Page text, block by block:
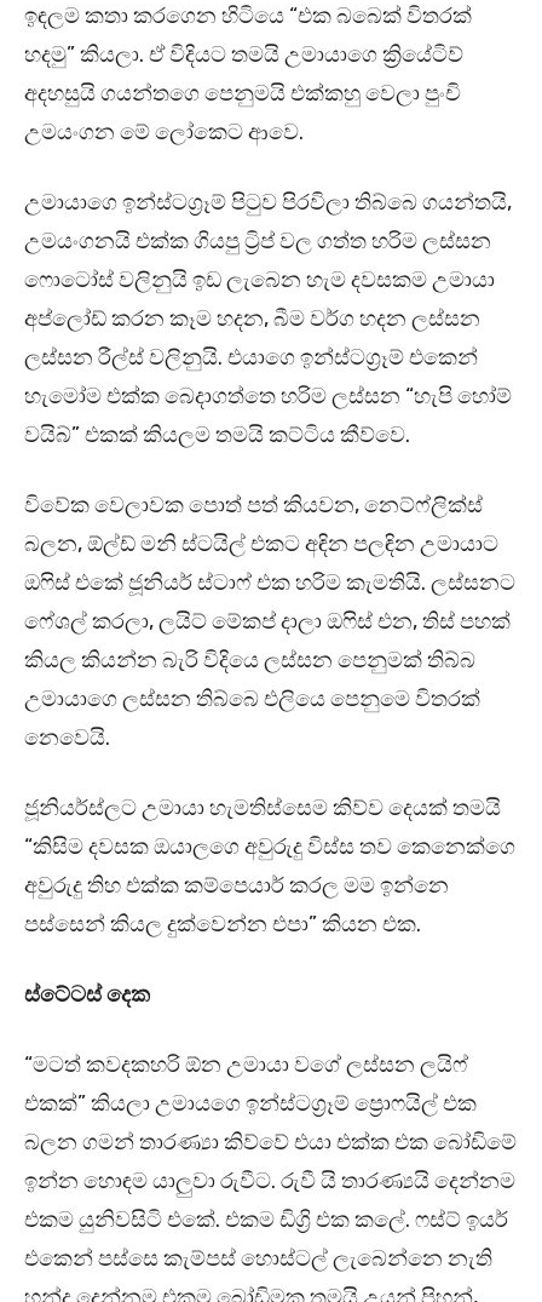
ඉඳලම කතා කරගෙන හිටියෙ “එක බබෙක් විතරක්
හදමු” කියලා. ඒ විදියට තමයි උමායාගෙ ක්‍රියේටිව්
අදහසුයි ගයන්තගෙ පෙනුමයි එක්කහු වෙලා පුංචි
උමයංගන මේ ලෝකෙට ආවෙ.
උමායාගෙ ඉන්ස්ටග්‍රෑම් පිටුව පිරවිලා තිබ්බෙ ගයන්තයි,
උමයංගනයි එක්ක ගියපු ට්‍රිප් වල ගත්ත හරිම ලස්සන
ෆොටෝස් වලිනුයි ඉඩ ලැබෙන හැම දවසකම උමායා
අප්ලෝඩ් කරන කෑම හදන, බීම වර්ග හදන ලස්සන
ලස්සන රීල්ස් වලිනුයි. එයාගෙ ඉන්ස්ටග්‍රෑම් එකෙන්
හැමෝම එක්ක බෙදාගත්තෙ හරිම ලස්සන “හැපි හෝම්
වයිබ්” එකක් කියලම තමයි කට්ටිය කීව්වෙ.
විවේක වෙලාවක පොත් පත් කියවන, නෙට්ෆ්ලික්ස්
බලන, ඕල්ඩ් මනි ස්ටයිල් එකට අඳින පලඳින උමායාට
ඔෆිස් එකේ ජූනියර් ස්ටාෆ් එක හරිම කැමතියි. ලස්සනට
ෆේශල් කරලා, ලයිට් මේකප් දාලා ඔෆිස් එන, තිස් පහක්
කියල කියන්න බැරි විදියෙ ලස්සන පෙනුමක් තිබ්බ
උමායාගෙ ලස්සන තිබ්බෙ එලියෙ පෙනුමෙ විතරක්
නෙවෙයි.
ජූනියර්ස්ලට උමායා හැමතිස්සෙම කිව්ව දෙයක් තමයි
“කිසිම දවසක ඔයාලගෙ අවුරුදු විස්ස තව කෙනෙක්ගෙ
අවුරුදු තිහ එක්ක කම්පෙයාර් කරල මම ඉන්නෙ
පස්සෙන් කියල දුක්වෙන්න එපා” කියන එක.
ස්ටේටස් දෙක
“මටත් කවදකහරි ඕන උමායා වගේ ලස්සන ලයිෆ්
එකක්” කියලා උමායගෙ ඉන්ස්ටග්‍රෑම් ප්‍රොෆයිල් එක
බලන ගමන් තාරණ්‍යා කිව්වේ එයා එක්ක එක බෝඩිමේ
ඉන්න හොඳම යාලුවා රුවීට. රුවී යි තාරණ්‍යයි දෙන්නම
එකම යුනිවසිටි එකේ. එකම ඩිග්‍රි එක කලේ. ෆස්ට් ඉයර්
එකෙන් පස්සෙ කැම්පස් හොස්ටල් ලැබෙන්නෙ නැති